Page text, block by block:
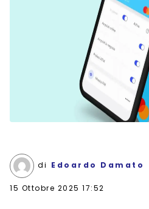
di Edoardo Damato
15 Ottobre 2025 17:52